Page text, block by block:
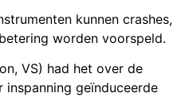
kunnen crashes,
worden voorspeld.
VS) had het over de
geïnduceerde